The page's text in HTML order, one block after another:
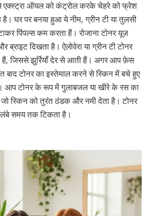
एक्स्ट्रा ऑयल को कंट्रोल करके चेहरे को फ्रेश
घर पर बनया हुआ ये नीम, ग्रीन टी या तुलसी
पिंपल्स कम करता हैं। रोजाना टोनर यूज़
दिखता है। ऐलोवेरा या ग्रीन टी टोनर
जिससे झुर्रियाँ देर से आती हैं। अगर आप फ़ेस
बाद टोनर का इस्तेमाल करने से स्किन में बचे हुए
आप टोनर के रूप में गुलाबजल या खीरे के रस का
स्किन को तुरंत ठंडक और नमी देता है। टोनर
समय तक टिकता है।